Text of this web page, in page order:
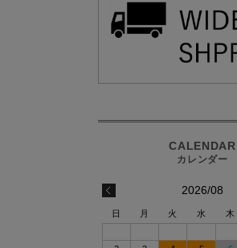
2026/08
日 月 火 水 木